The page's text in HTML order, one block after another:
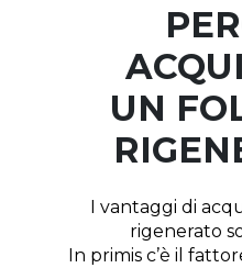
UN
I vantaggi di
rigenerato
In primis c’è il